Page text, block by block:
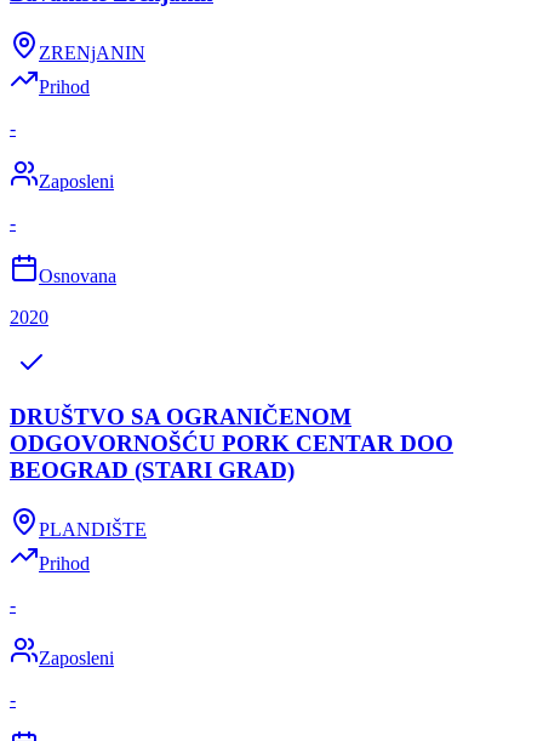
ZRENjANIN
Prihod
-
Zaposleni
-
Osnovana
2020
DRUŠTVO SA OGRANIČENOM
ODGOVORNOŠĆU PORK CENTAR DOO
BEOGRAD (STARI GRAD)
PLANDIŠTE
Prihod
-
Zaposleni
-